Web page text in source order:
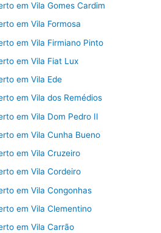
em Vila Gomes Cardim
em Vila Formosa
em Vila Firmiano Pinto
em Vila Fiat Lux
em Vila Ede
em Vila dos Remédios
em Vila Dom Pedro II
em Vila Cunha Bueno
em Vila Cruzeiro
em Vila Cordeiro
em Vila Congonhas
em Vila Clementino
em Vila Carrão